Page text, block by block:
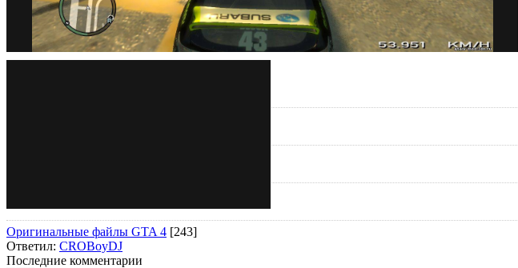
Оригинальные файлы GTA 4 [243]
Ответил: CROBoyDJ
Последние комментарии